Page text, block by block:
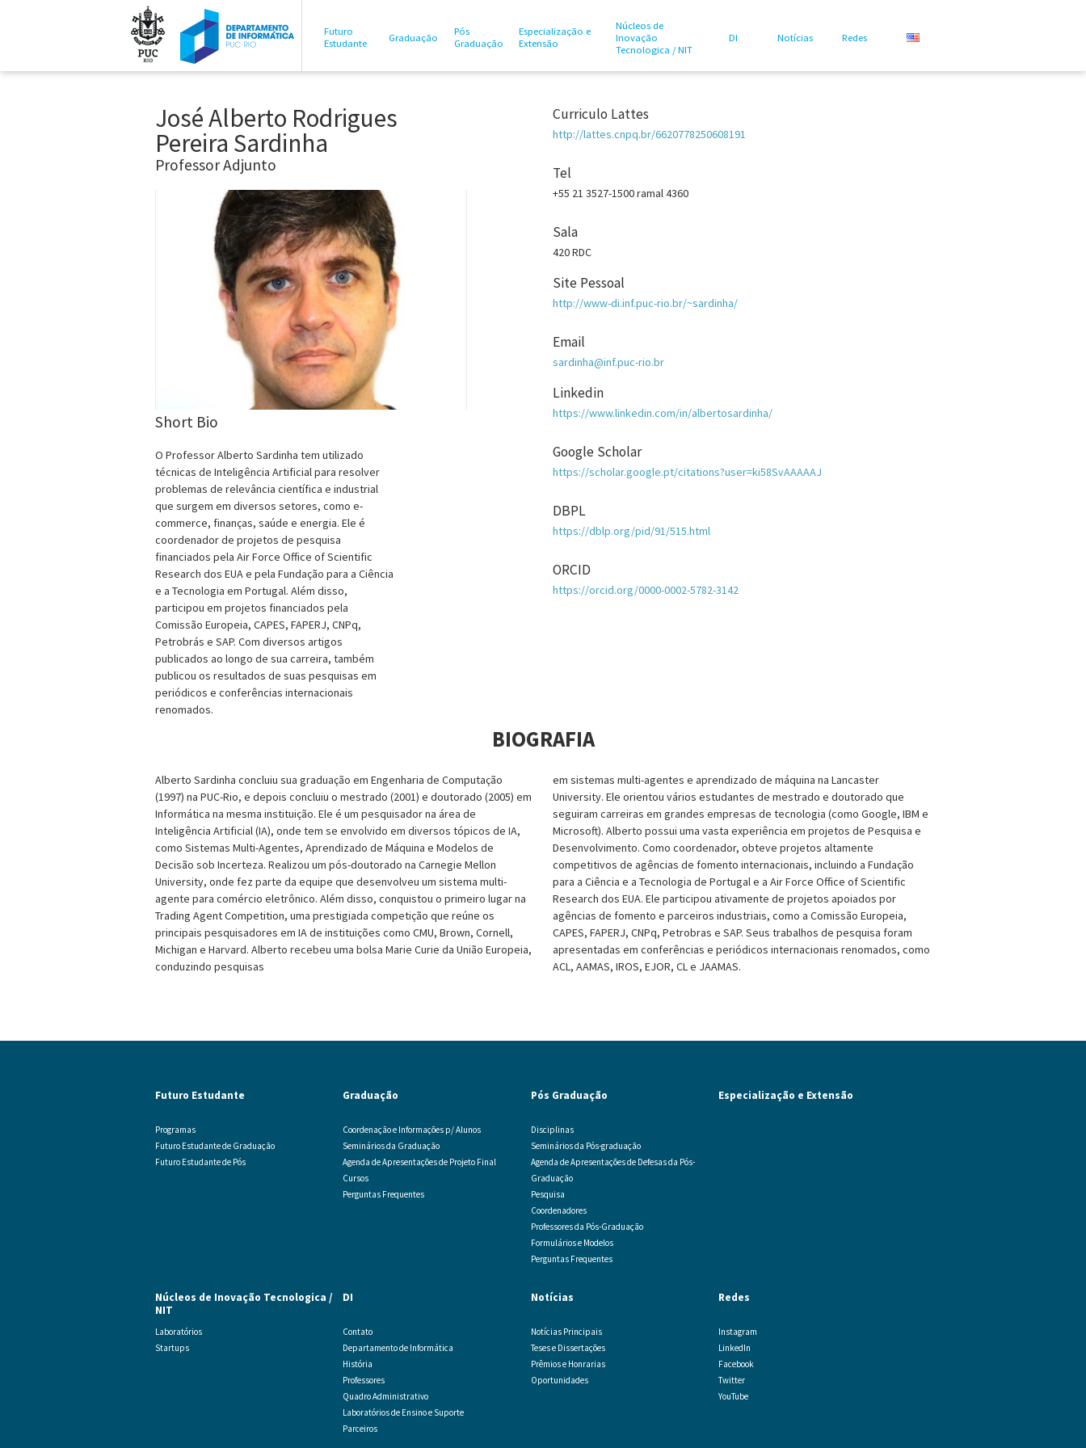
Futuro
Estudante
Graduação
Pós
Graduação
Especialização e
Extensão
Núcleos de
Inovação
Tecnologica / NIT
DI Notícias Redes
José Alberto Rodrigues
Pereira Sardinha
Professor Adjunto
Short Bio
O Professor Alberto Sardinha tem utilizado
técnicas de Inteligência Artificial para resolver
problemas de relevância científica e industrial
que surgem em diversos setores, como e-
commerce, finanças, saúde e energia. Ele é
coordenador de projetos de pesquisa
financiados pela Air Force Office of Scientific
Research dos EUA e pela Fundação para a Ciência
e a Tecnologia em Portugal. Além disso,
participou em projetos financiados pela
Comissão Europeia, CAPES, FAPERJ, CNPq,
Petrobrás e SAP. Com diversos artigos
publicados ao longo de sua carreira, também
publicou os resultados de suas pesquisas em
periódicos e conferências internacionais
renomados.
Curriculo Lattes
http://lattes.cnpq.br/6620778250608191
Tel
+55 21 3527-1500 ramal 4360
Sala
420 RDC
Site Pessoal
http://www-di.inf.puc-rio.br/~sardinha/
Email
sardinha@inf.puc-rio.br
Linkedin
https://www.linkedin.com/in/albertosardinha/
Google Scholar
https://scholar.google.pt/citations?user=ki58SvAAAAAJ
DBPL
https://dblp.org/pid/91/515.html
ORCID
https://orcid.org/0000-0002-5782-3142
BIOGRAFIA
Alberto Sardinha concluiu sua graduação em Engenharia de Computação
(1997) na PUC-Rio, e depois concluiu o mestrado (2001) e doutorado (2005) em
Informática na mesma instituição. Ele é um pesquisador na área de
Inteligência Artificial (IA), onde tem se envolvido em diversos tópicos de IA,
como Sistemas Multi-Agentes, Aprendizado de Máquina e Modelos de
Decisão sob Incerteza. Realizou um pós-doutorado na Carnegie Mellon
University, onde fez parte da equipe que desenvolveu um sistema multi-
agente para comércio eletrônico. Além disso, conquistou o primeiro lugar na
Trading Agent Competition, uma prestigiada competição que reúne os
principais pesquisadores em IA de instituições como CMU, Brown, Cornell,
Michigan e Harvard. Alberto recebeu uma bolsa Marie Curie da União Europeia,
conduzindo pesquisas
em sistemas multi-agentes e aprendizado de máquina na Lancaster
University. Ele orientou vários estudantes de mestrado e doutorado que
seguiram carreiras em grandes empresas de tecnologia (como Google, IBM e
Microsoft). Alberto possui uma vasta experiência em projetos de Pesquisa e
Desenvolvimento. Como coordenador, obteve projetos altamente
competitivos de agências de fomento internacionais, incluindo a Fundação
para a Ciência e a Tecnologia de Portugal e a Air Force Office of Scientific
Research dos EUA. Ele participou ativamente de projetos apoiados por
agências de fomento e parceiros industriais, como a Comissão Europeia,
CAPES, FAPERJ, CNPq, Petrobras e SAP. Seus trabalhos de pesquisa foram
apresentadas em conferências e periódicos internacionais renomados, como
ACL, AAMAS, IROS, EJOR, CL e JAAMAS.
Futuro Estudante
Programas
Futuro Estudante de Graduação
Futuro Estudante de Pós
Graduação
Coordenação e Informações p/ Alunos
Seminários da Graduação
Agenda de Apresentações de Projeto Final
Cursos
Perguntas Frequentes
Pós Graduação
Disciplinas
Seminários da Pós-graduação
Agenda de Apresentações de Defesas da Pós-
Graduação
Pesquisa
Coordenadores
Professores da Pós-Graduação
Formulários e Modelos
Perguntas Frequentes
Especialização e Extensão
Núcleos de Inovação Tecnologica /
NIT
Laboratórios
Startups
DI
Contato
Departamento de Informática
História
Professores
Quadro Administrativo
Laboratórios de Ensino e Suporte
Parceiros
Notícias
Notícias Principais
Teses e Dissertações
Prêmios e Honrarias
Oportunidades
Redes
Instagram
LinkedIn
Facebook
Twitter
YouTube